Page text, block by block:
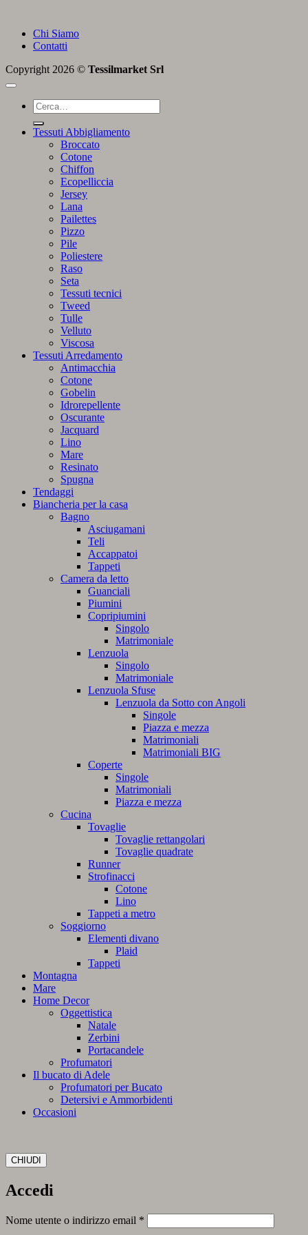
Chi Siamo
Contatti
Copyright 2026 © Tessilmarket Srl
Cerca:
Tessuti Abbigliamento
Broccato
Cotone
Chiffon
Ecopelliccia
Jersey
Lana
Pailettes
Pizzo
Pile
Poliestere
Raso
Seta
Tessuti tecnici
Tweed
Tulle
Velluto
Viscosa
Tessuti Arredamento
Antimacchia
Cotone
Gobelin
Idrorepellente
Oscurante
Jacquard
Lino
Mare
Resinato
Spugna
Tendaggi
Biancheria per la casa
Bagno
Asciugamani
Teli
Accappatoi
Tappeti
Camera da letto
Guanciali
Piumini
Copripiumini
Singolo
Matrimoniale
Lenzuola
Singolo
Matrimoniale
Lenzuola Sfuse
Lenzuola da Sotto con Angoli
Singole
Piazza e mezza
Matrimoniali
Matrimoniali BIG
Coperte
Singole
Matrimoniali
Piazza e mezza
Cucina
Tovaglie
Tovaglie rettangolari
Tovaglie quadrate
Runner
Strofinacci
Cotone
Lino
Tappeti a metro
Soggiorno
Elementi divano
Plaid
Tappeti
Montagna
Mare
Home Decor
Oggettistica
Natale
Zerbini
Portacandele
Profumatori
Il bucato di Adele
Profumatori per Bucato
Detersivi e Ammorbidenti
Occasioni
CHIUDI
Accedi
Nome utente o indirizzo email *